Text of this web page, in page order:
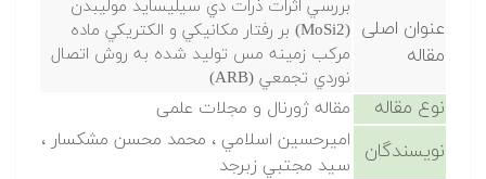
عنوان اصلی
مقاله
بررسي اثرات ذرات دي سيليسايد موليبدن
(MoSi2) بر رفتار مكانيكي و الكتريكي ماده
مركب زمينه مس توليد شده به روش اتصال
نوردي تجمعي (ARB)
نوع مقاله مقاله ژورنال و مجلات علمی
نویسندگان
اميرحسين اسلامي ، محمد محسن مشكسار ،
سيد مجتبي زبرجد